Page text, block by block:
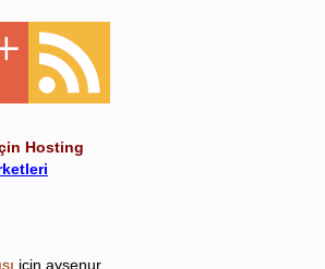
Hosting
için ayşenur